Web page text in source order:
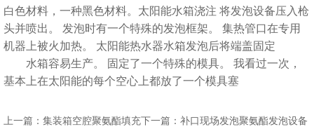
白色材料，一种黑色材料。 太阳能水箱浇注 将发泡设备压入枪
头并喷出。 发泡时有一个特殊的发泡框架。 集热管口在专用
机器上被火加热。 太阳能热水器水箱发泡后将端盖固定
水箱容易生产。 固定了一个特殊的模具。 我看过一次，
基本上在太阳能的每个空心上都放了一个模具塞
上一篇：集装箱空腔聚氨酯填充下一篇：补口现场发泡聚氨酯发泡设备